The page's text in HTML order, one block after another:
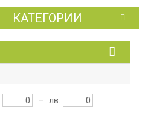
КАТЕГОРИИ
– лв.